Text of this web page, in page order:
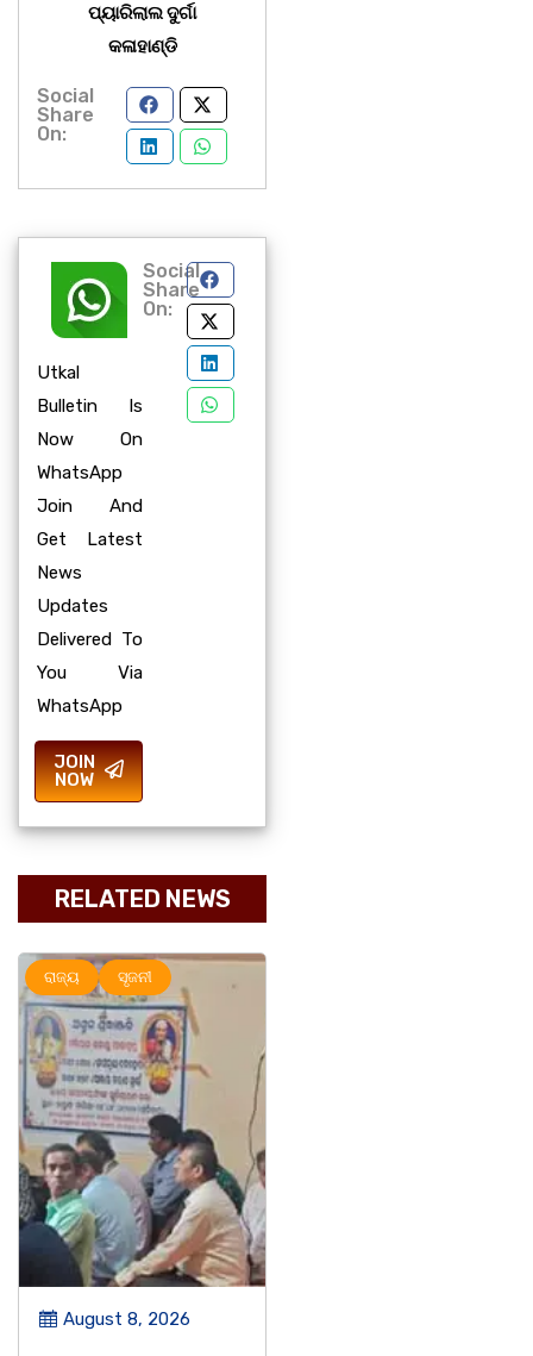
ପ୍ୟାରିଲାଲ ଦୁର୍ଗା
କଳାହାଣ୍ଡି
Social
Share
On:
Utkal
Bulletin Is
Now On
WhatsApp
Join And
Get Latest
News
Updates
Delivered To
You Via
WhatsApp
JOIN
NOW
Social
Share
On:
RELATED NEWS
ମହାନଗର
ରାଜ୍ୟ
ସୃଜନୀ
August 8, 2026